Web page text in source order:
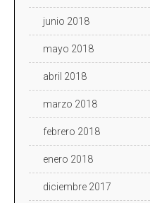
junio 2018
mayo 2018
abril 2018
marzo 2018
febrero 2018
enero 2018
diciembre 2017